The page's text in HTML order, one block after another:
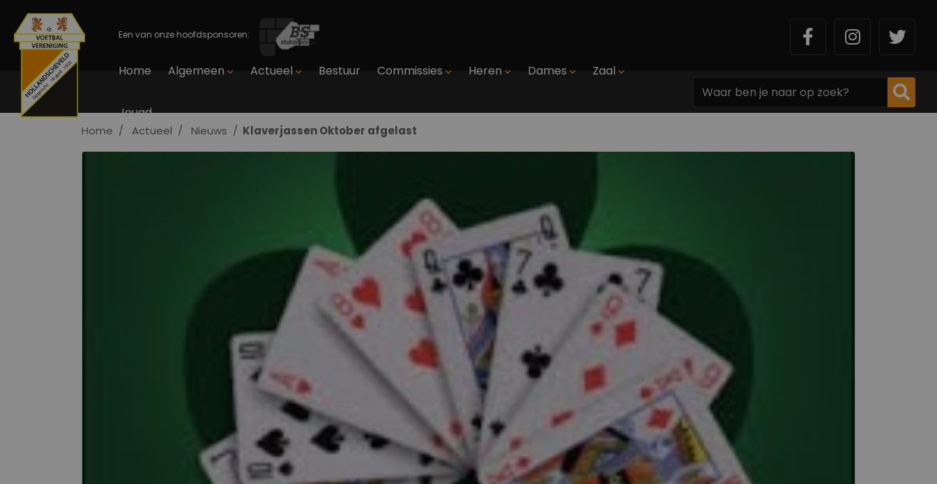
Een van onze hoofdsponsoren:
Home Algemeen Actueel Bestuur Commissies Heren Dames Zaal
Jeugd
Home Actueel Nieuws Klaverjassen Oktober afgelast